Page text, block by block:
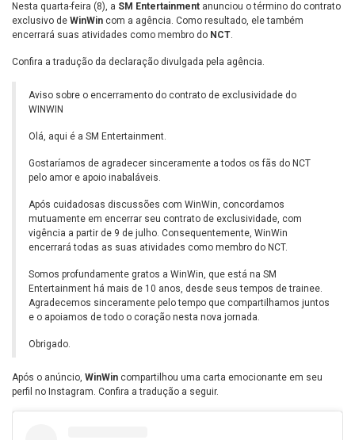
Nesta quarta-feira (8), a SM Entertainment anunciou o término do contrato
exclusivo de WinWin com a agência. Como resultado, ele também
encerrará suas atividades como membro do NCT.
Confira a tradução da declaração divulgada pela agência.
Aviso sobre o encerramento do contrato de exclusividade do
WINWIN
Olá, aqui é a SM Entertainment.
Gostaríamos de agradecer sinceramente a todos os fãs do NCT
pelo amor e apoio inabaláveis.
Após cuidadosas discussões com WinWin, concordamos
mutuamente em encerrar seu contrato de exclusividade, com
vigência a partir de 9 de julho. Consequentemente, WinWin
encerrará todas as suas atividades como membro do NCT.
Somos profundamente gratos a WinWin, que está na SM
Entertainment há mais de 10 anos, desde seus tempos de trainee.
Agradecemos sinceramente pelo tempo que compartilhamos juntos
e o apoiamos de todo o coração nesta nova jornada.
Obrigado.
Após o anúncio, WinWin compartilhou uma carta emocionante em seu
perfil no Instagram. Confira a tradução a seguir.